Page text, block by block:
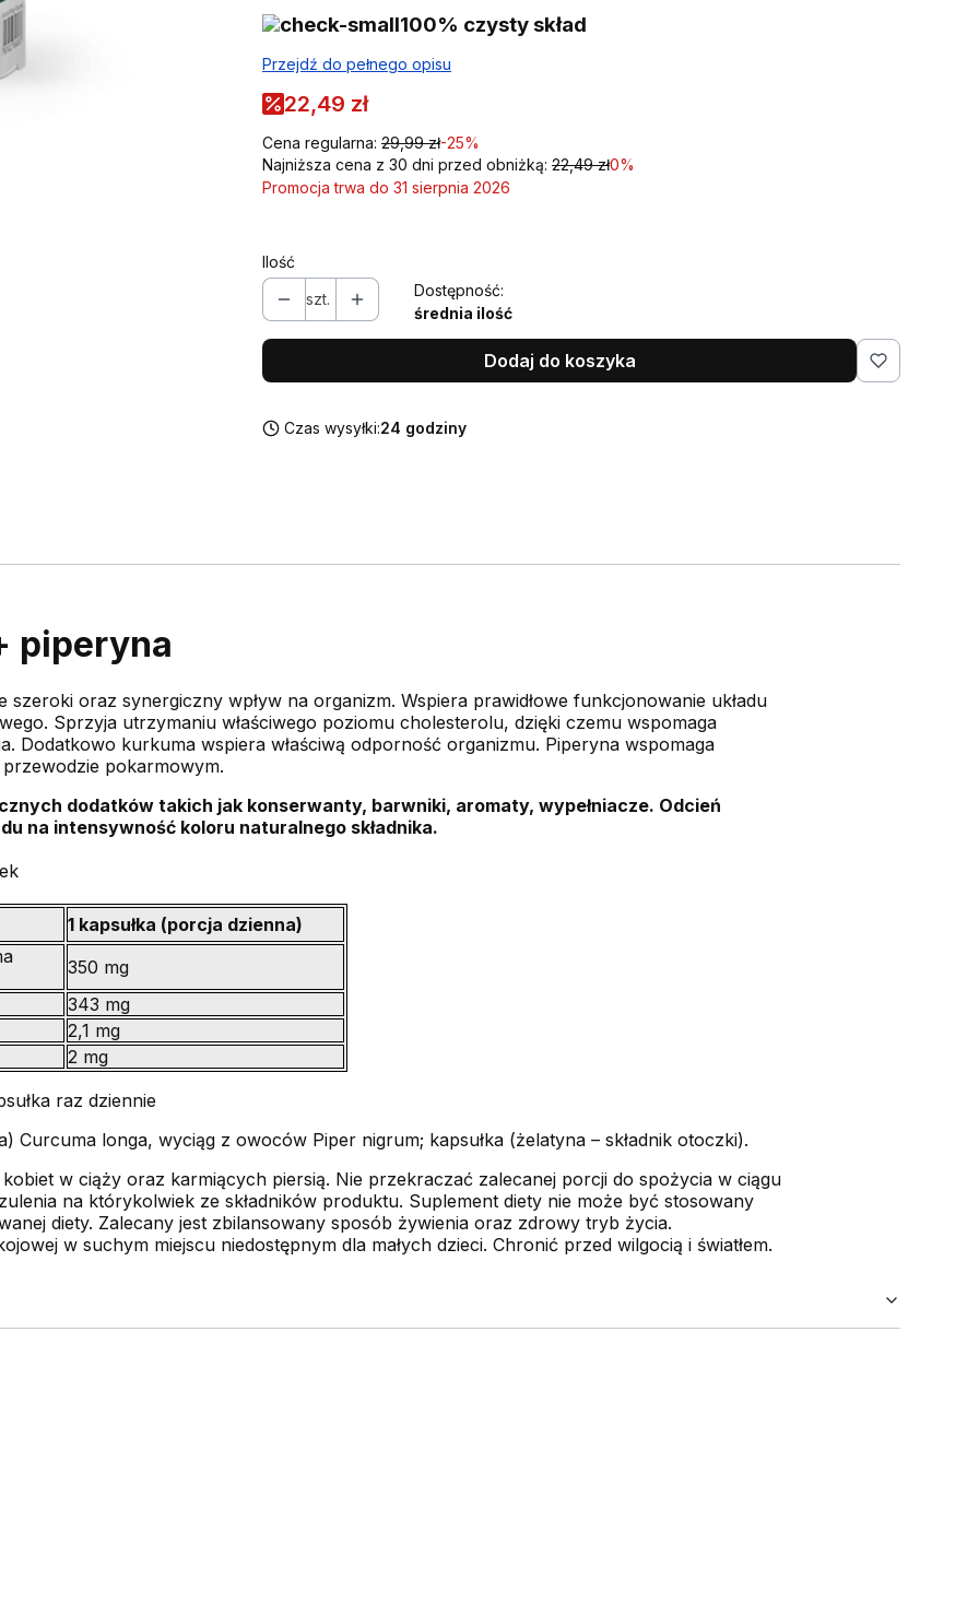
100% czysty skład
Przejdź do pełnego opisu
22,49 zł
Cena regularna: 29,99 zł-25%
Najniższa cena z 30 dni przed obniżką: 22,49 zł0%
Promocja trwa do 31 sierpnia 2026
Ilość
szt.
Dostępność:
średnia ilość
Dodaj do koszyka
Czas wysyłki:24 godziny
piperyna
oraz synergiczny wpływ na organizm. Wspiera prawidłowe funkcjonowanie układu
Sprzyja utrzymaniu właściwego poziomu cholesterolu, dzięki czemu wspomaga
Dodatkowo kurkuma wspiera właściwą odporność organizmu. Piperyna wspomaga
pokarmowym.
dodatków takich jak konserwanty, barwniki, aromaty, wypełniacze. Odcień
na intensywność koloru naturalnego składnika.
1 kapsułka (porcja dzienna)
350 mg
343 mg
2,1 mg
2 mg
raz dziennie
Curcuma longa, wyciąg z owoców Piper nigrum; kapsułka (żelatyna – składnik otoczki).
w ciąży oraz karmiących piersią. Nie przekraczać zalecanej porcji do spożycia w ciągu
na którykolwiek ze składników produktu. Suplement diety nie może być stosowany
diety. Zalecany jest zbilansowany sposób żywienia oraz zdrowy tryb życia.
w suchym miejscu niedostępnym dla małych dzieci. Chronić przed wilgocią i światłem.